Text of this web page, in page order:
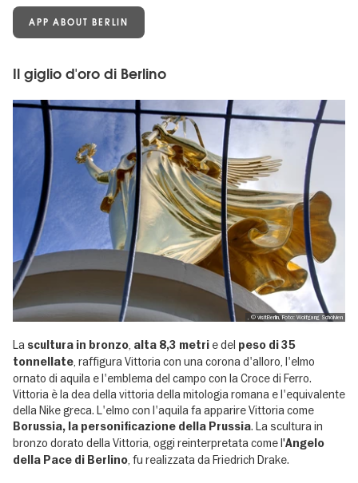
APP ABOUT BERLIN
Il giglio d'oro di Berlino
, © visitBerlin, Foto: Wolfgang Scholvien
La scultura in bronzo, alta 8,3 metri e del peso di 35
tonnellate, raffigura Vittoria con una corona d'alloro, l'elmo
ornato di aquila e l'emblema del campo con la Croce di Ferro.
Vittoria è la dea della vittoria della mitologia romana e l'equivalente
della Nike greca. L'elmo con l'aquila fa apparire Vittoria come
Borussia, la personificazione della Prussia. La scultura in
bronzo dorato della Vittoria, oggi reinterpretata come l'Angelo
della Pace di Berlino, fu realizzata da Friedrich Drake.